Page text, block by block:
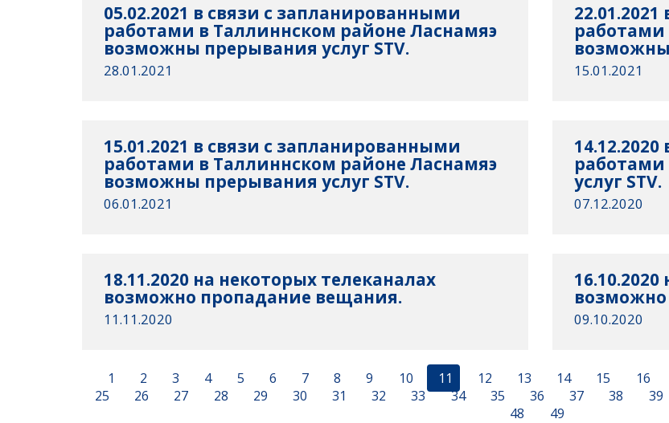
05.02.2021 в связи с запланированными
работами в Таллиннском районе Ласнамяэ
возможны прерывания услуг STV.
28.01.2021
работами
возможны
15.01.2021
15.01.2021 в связи с запланированными
работами в Таллиннском районе Ласнамяэ
возможны прерывания услуг STV.
06.01.2021
услуг STV.
07.12.2020
18.11.2020 на некоторых телеканалах
возможно пропадание вещания.
11.11.2020 09.10.2020
1 2 3 4 5 6 7 8 9 10 11 12 13 14 15 16
25
26 27 28 29 30 31 32 33 34 35 36 37 38 39
48
49